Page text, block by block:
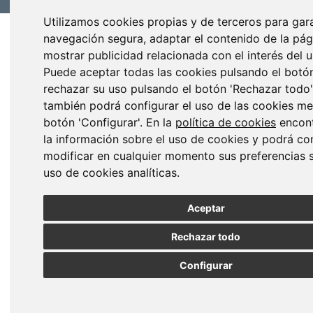
Utilizamos cookies propias y de terceros para
navegación segura, adaptar el contenido de la
mostrar publicidad relacionada con el interés del
Puede aceptar todas las cookies pulsando el
rechazar su uso pulsando el botón 'Rechazar
también podrá configurar el uso de las cookies
botón 'Configurar'. En la política de cookies
la información sobre el uso de cookies y podrá
modificar en cualquier momento sus preferencias
uso de cookies analíticas.
Aceptar
Rechazar todo
Configurar